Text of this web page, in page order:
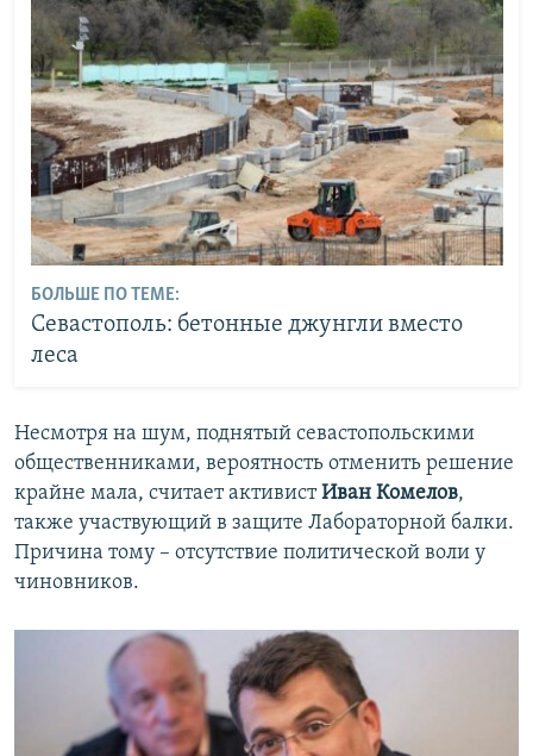
БОЛЬШЕ ПО ТЕМЕ:
Севастополь: бетонные джунгли вместо
леса
Несмотря на шум, поднятый севастопольскими
общественниками, вероятность отменить решение
крайне мала, считает активистИван Комелов,
также участвующий в защите Лабораторной балки.
Причина тому – отсутствие политической воли у
чиновников.